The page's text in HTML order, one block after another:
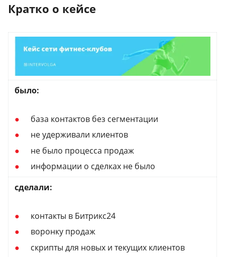
Кратко о кейсе
было:
база контактов без сегментации
не удерживали клиентов
не было процесса продаж
информации о сделках не было
сделали:
контакты в Битрикс24
воронку продаж
скрипты для новых и текущих клиентов